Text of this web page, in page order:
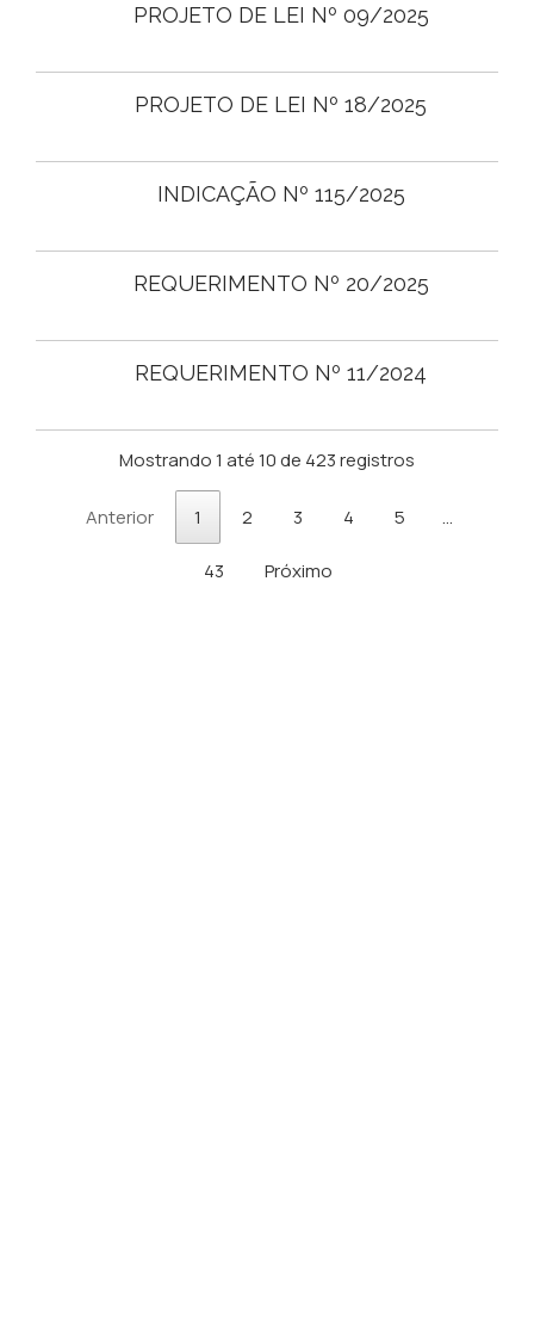
PROJETO DE LEI Nº 09/2025
PROJETO DE LEI Nº 18/2025
INDICAÇÃO Nº 115/2025
REQUERIMENTO Nº 20/2025
REQUERIMENTO Nº 11/2024
Mostrando 1 até 10 de 423 registros
Anterior 1 2 3 4 5 …
43 Próximo